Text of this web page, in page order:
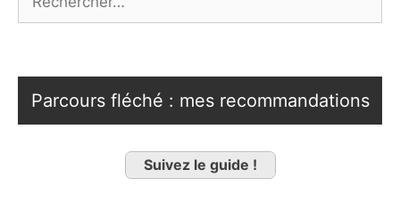
Parcours fléché : mes recommandations
Suivez le guide !